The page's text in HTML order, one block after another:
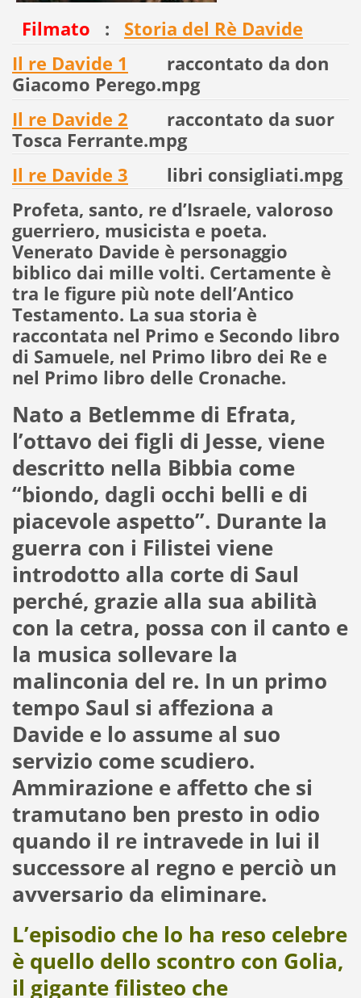
Filmato : Storia del Rè Davide
Il re Davide 1
raccontato da don
Giacomo Perego.mpg
Il re Davide 2 raccontato da suor
Tosca Ferrante.mpg
Il re Davide 3 libri consigliati.mpg
Profeta, santo, re d’Israele, valoroso
guerriero, musicista e poeta.
Venerato Davide è personaggio
biblico dai mille volti. Certamente è
tra le figure più note dell’Antico
Testamento. La sua storia è
raccontata nel Primo e Secondo libro
di Samuele, nel Primo libro dei Re e
nel Primo libro delle Cronache.
Nato a Betlemme di Efrata,
l’ottavo dei figli di Jesse, viene
descritto nella Bibbia come
“biondo, dagli occhi belli e di
piacevole aspetto”. Durante la
guerra con i Filistei viene
introdotto alla corte di Saul
perché, grazie alla sua abilità
con la cetra, possa con il canto e
la musica sollevare la
malinconia del re. In un primo
tempo Saul si affeziona a
Davide e lo assume al suo
servizio come scudiero.
Ammirazione e affetto che si
tramutano ben presto in odio
quando il re intravede in lui il
successore al regno e perciò un
avversario da eliminare.
L’episodio che lo ha reso celebre
è quello dello scontro con Golia,
il gigante filisteo che